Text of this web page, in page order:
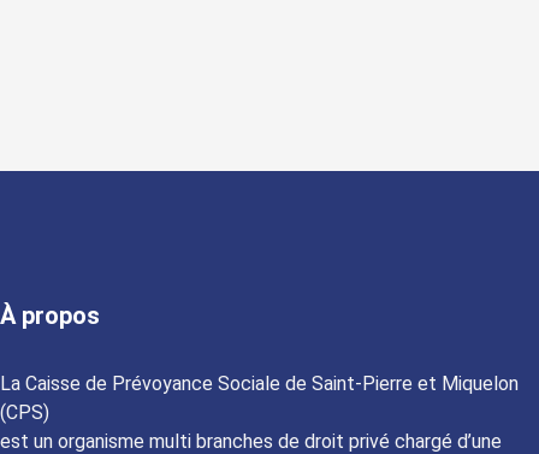
À propos
La Caisse de Prévoyance Sociale de Saint-Pierre et Miquelon
(CPS)
est un organisme multi branches de droit privé chargé d’une